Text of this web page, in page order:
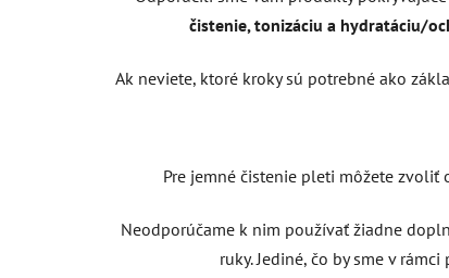
čistenie, tonizáciu a hydratáciu/
Ak neviete, ktoré kroky sú potrebné ako
Pre jemné čistenie pleti môžete
Neodporúčame k nim používať žiadne
ruky. Jediné, čo by sme v